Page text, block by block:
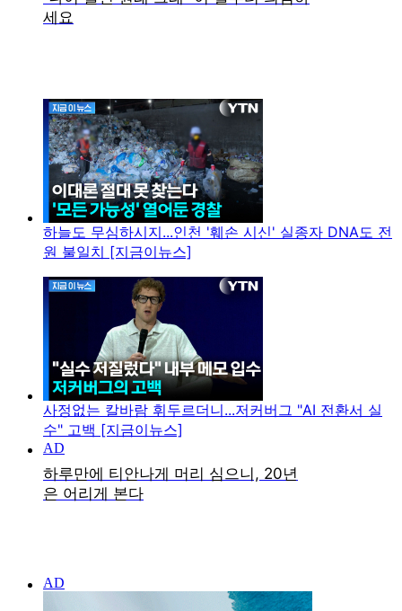
하늘도 무심하시지...인천 '훼손 시신' 실종자 DNA도 전
원 불일치 [지금이뉴스]
사정없는 칼바람 휘두르더니...저커버그 "AI 전환서 실
수" 고백 [지금이뉴스]